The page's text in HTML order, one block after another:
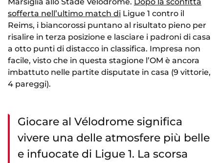
sofferta nell’ultimo match di Ligue 1 contro il
Reims, i biancorossi puntano al risultato pieno per
risalire in terza posizione e lasciare i padroni di casa
a otto punti di distacco in classifica. Impresa non
facile, visto che in questa stagione l’OM è ancora
imbattuto nelle partite disputate in casa (9 vittorie,
4 pareggi).
Giocare al Vélodrome significa
vivere una delle atmosfere più belle
e infuocate di Ligue 1. La scorsa